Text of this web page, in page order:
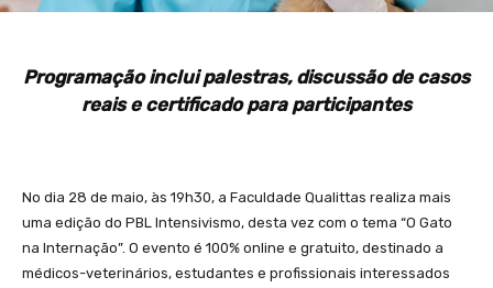
Programação inclui palestras, discussão de casos
reais e certificado para participantes
No dia 28 de maio, às 19h30, a Faculdade Qualittas realiza mais
uma edição do PBL Intensivismo, desta vez com o tema “O Gato
na Internação”. O evento é 100% online e gratuito, destinado a
médicos-veterinários, estudantes e profissionais interessados